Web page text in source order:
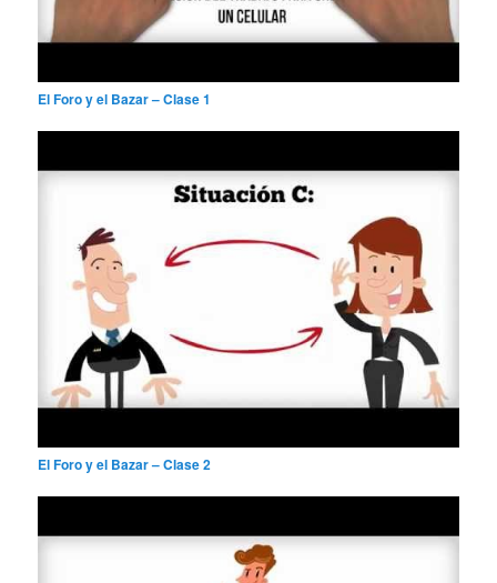
El Foro y el Bazar – Clase 1
El Foro y el Bazar – Clase 2